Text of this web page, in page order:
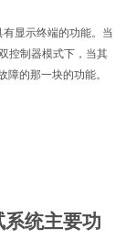
显示终端的功能。当
控制器模式下，当其
的那一块的功能。
统主要功